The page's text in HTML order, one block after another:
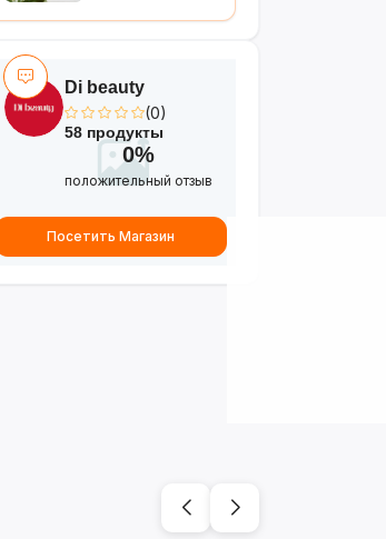
Di beauty
(0)
58 продукты
0%
положительный отзыв
Посетить Магазин